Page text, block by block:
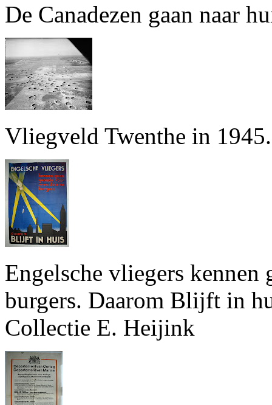
De Canadezen gaan naar
Vliegveld Twenthe in
Engelsche vliegers kennen
burgers. Daarom Blijft in
Collectie E. Heijink